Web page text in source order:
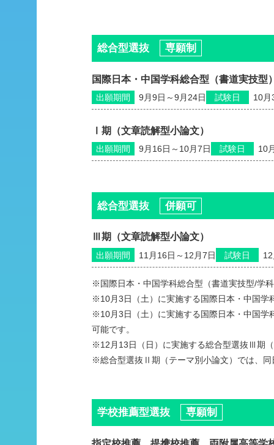
総合型選抜 専願制
国際日本・中国学科総合型（書道実技型
出願期間 9月9日～9月24日 試験日 10月
Ⅰ期（文章読解型小論文）
出願期間 9月16日～10月7日 試験日 10
総合型選抜 併願可
Ⅲ期（文章読解型小論文）
出願期間 11月16日～12月7日 試験日
※国際日本・中国学科総合型（書道実技型/学
※10月3日（土）に実施する国際日本・中国学
※10月3日（土）に実施する国際日本・中国学
可能です。
※12月13日（日）に実施する総合型選抜Ⅲ期
※総合型選抜Ⅱ期（テーマ別小論文）では、同
学校推薦型選抜 専願制